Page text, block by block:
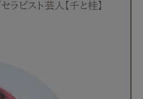
ピスト芸人【千と桂】